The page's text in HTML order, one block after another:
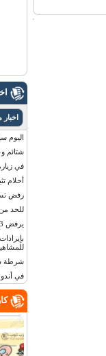
اخبار
اليوم
شتائم
في
أحلام
رفض
للحد من
يرفض 9٫3 ملايين دولار مقابل لوحة أرقام سيارته
شرطة
في